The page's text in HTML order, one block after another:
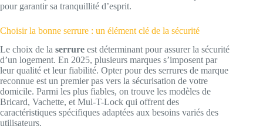
pour garantir sa tranquillité d’esprit.
Choisir la bonne serrure : un élément clé de la sécurité
Le choix de la serrure est déterminant pour assurer la sécurité
d’un logement. En 2025, plusieurs marques s’imposent par
leur qualité et leur fiabilité. Opter pour des serrures de marque
reconnue est un premier pas vers la sécurisation de votre
domicile. Parmi les plus fiables, on trouve les modèles de
Bricard, Vachette, et Mul-T-Lock qui offrent des
caractéristiques spécifiques adaptées aux besoins variés des
utilisateurs.